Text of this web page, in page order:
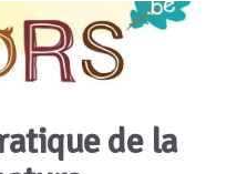
de la